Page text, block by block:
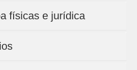
físicas e jurídica